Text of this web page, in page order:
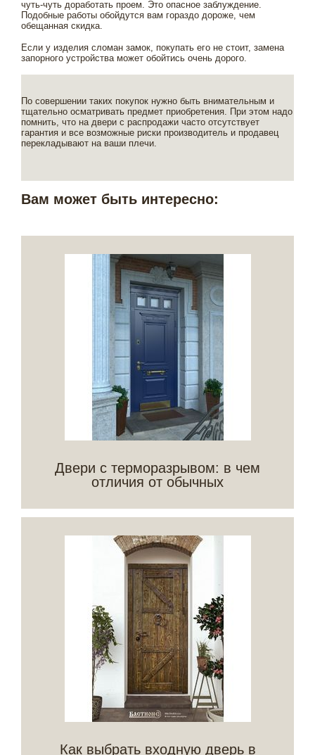
чуть-чуть доработать проем. Это опасное заблуждение.
Подобные работы обойдутся вам гораздо дороже, чем
обещанная скидка.
Если у изделия сломан замок, покупать его не стоит, замена
запорного устройства может обойтись очень дорого.
По совершении таких покупок нужно быть внимательным и
тщательно осматривать предмет приобретения. При этом надо
помнить, что на двери с распродажи часто отсутствует
гарантия и все возможные риски производитель и продавец
перекладывают на ваши плечи.
Вам может быть интересно:
Двери с терморазрывом: в чем
отличия от обычных
Как выбрать входную дверь в